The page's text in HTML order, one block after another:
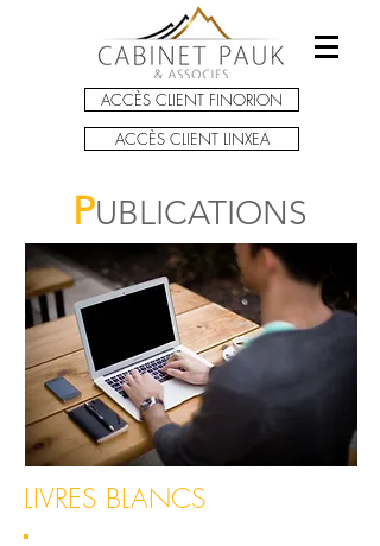
ACCÈS CLIENT FINORION
ACCÈS CLIENT LINXEA
PUBLICATIONS
LIVRES BLANCS